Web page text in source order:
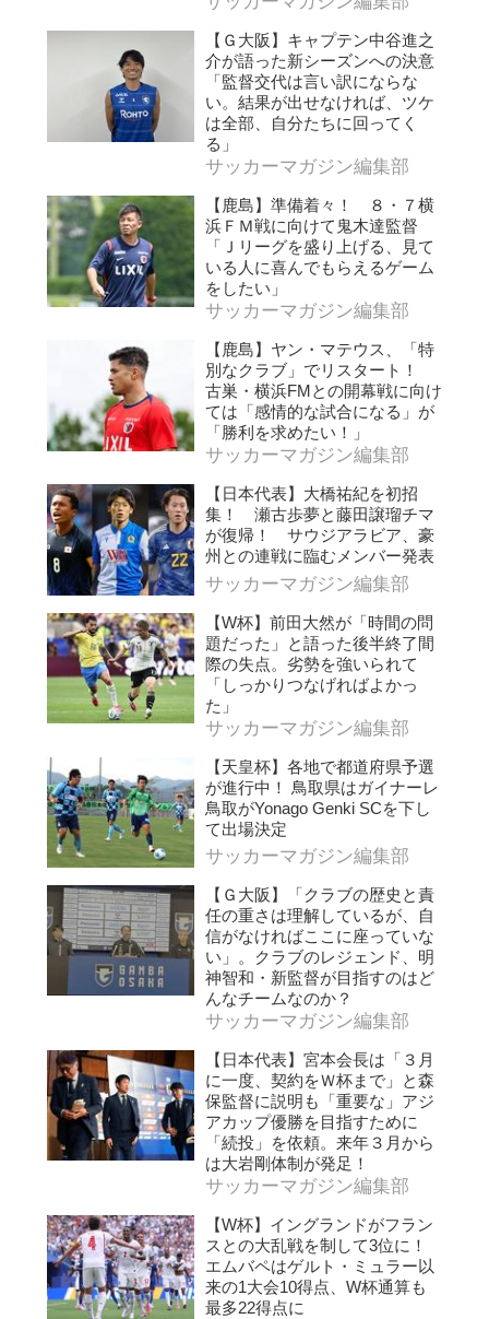
【Ｇ大阪】キャプテン中谷進之
介が語った新シーズンへの決意
「監督交代は言い訳にならな
い。結果が出せなければ、ツケ
は全部、自分たちに回ってく
る」
サッカーマガジン編集部
【鹿島】準備着々！ ８・７横
浜ＦＭ戦に向けて鬼木達監督
「Ｊリーグを盛り上げる、見て
いる人に喜んでもらえるゲーム
をしたい」
サッカーマガジン編集部
【鹿島】ヤン・マテウス、「特
別なクラブ」でリスタート！
古巣・横浜FMとの開幕戦に向け
ては「感情的な試合になる」が
「勝利を求めたい！」
サッカーマガジン編集部
【日本代表】大橋祐紀を初招
集！ 瀬古歩夢と藤田譲瑠チマ
が復帰！ サウジアラビア、豪
州との連戦に臨むメンバー発表
サッカーマガジン編集部
【W杯】前田大然が「時間の問
題だった」と語った後半終了間
際の失点。劣勢を強いられて
「しっかりつなげればよかっ
た」
サッカーマガジン編集部
【天皇杯】各地で都道府県予選
が進行中！ 鳥取県はガイナーレ
鳥取がYonago Genki SCを下し
て出場決定
サッカーマガジン編集部
【Ｇ大阪】「クラブの歴史と責
任の重さは理解しているが、自
信がなければここに座っていな
い」。クラブのレジェンド、明
神智和・新監督が目指すのはど
んなチームなのか？
サッカーマガジン編集部
【日本代表】宮本会長は「３月
に一度、契約をＷ杯まで」と森
保監督に説明も「重要な」アジ
アカップ優勝を目指すために
「続投」を依頼。来年３月から
は大岩剛体制が発足！
サッカーマガジン編集部
【W杯】イングランドがフラン
スとの大乱戦を制して3位に！
エムバペはゲルト・ミュラー以
来の1大会10得点、W杯通算も
最多22得点に